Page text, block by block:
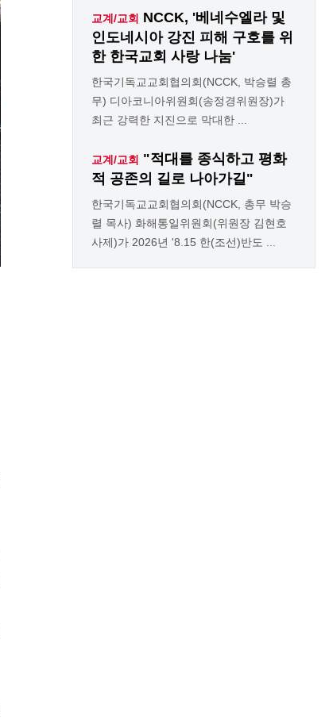
교계/교회 NCCK, '베네수엘라 및
인도네시아 강진 피해 구호를 위
한 한국교회 사랑 나눔'
한국기독교교회협의회(NCCK, 박승렬 총
무) 디아코니아위원회(송정경위원장)가
최근 강력한 지진으로 막대한 ...
교계/교회 "적대를 종식하고 평화
적 공존의 길로 나아가길"
한국기독교교회협의회(NCCK, 총무 박승
렬 목사) 화해통일위원회(위원장 김현호
사제)가 2026년 '8.15 한(조선)반도 ...